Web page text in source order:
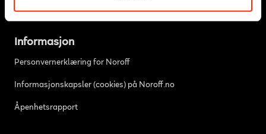
Informasjon
Personvernerklæring for Noroff
Informasjonskapsler (cookies) på Noroff.no
Åpenhetsrapport